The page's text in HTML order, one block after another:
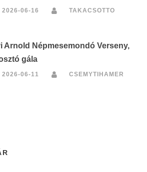
2026-06-16 TAKACSOTTO
Arnold Népmesemondó Verseny,
gála
2026-06-11 CSEMYTIHAMER